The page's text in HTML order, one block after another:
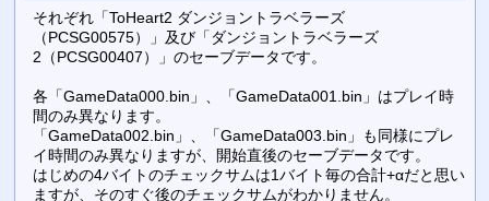
それぞれ「ToHeart2 ダンジョントラベラーズ
（PCSG00575）」及び「ダンジョントラベラーズ
2（PCSG00407）」のセーブデータです。
各「GameData000.bin」、「GameData001.bin」はプレイ時
間のみ異なります。
「GameData002.bin」、「GameData003.bin」も同様にプレ
イ時間のみ異なりますが、開始直後のセーブデータです。
はじめの4バイトのチェックサムは1バイト毎の合計+αだと思い
ますが、そのすぐ後のチェックサムがわかりません。